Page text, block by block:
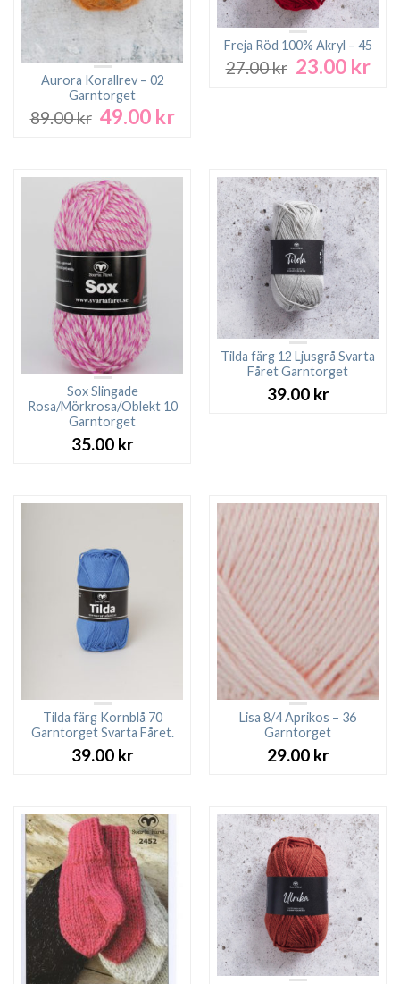
Aurora Korallrev – 02
Garntorget
89.00kr Det
89.00 kr.
49.00 krDet
49.00 kr.
Freja Röd 100% Akryl – 45
27.00kr Det
23.00 krDet
Sox Slingade
Rosa/Mörkrosa/Oblekt 10
Garntorget
35.00 kr
Tilda färg 12 Ljusgrå Svarta
Fåret Garntorget
39.00 kr
Tilda färg Kornblå 70
Garntorget Svarta Fåret.
39.00 kr
Lisa 8/4 Aprikos – 36
Garntorget
29.00 kr